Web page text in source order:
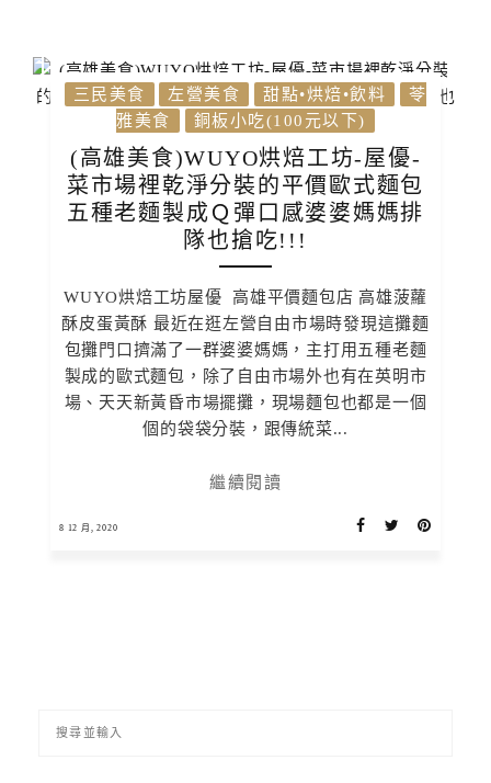
三民美食 左營美食 甜點•烘焙•飲料
苓
雅美食
銅板小吃(100元以下)
(高雄美食)WUYO烘焙工坊-屋優-
菜市場裡乾淨分裝的平價歐式麵包
五種老麵製成Ｑ彈口感婆婆媽媽排
隊也搶吃!!!
WUYO烘焙工坊屋優 高雄平價麵包店 高雄菠蘿
酥皮蛋黃酥 最近在逛左營自由市場時發現這攤麵
包攤門口擠滿了一群婆婆媽媽，主打用五種老麵
製成的歐式麵包，除了自由市場外也有在英明市
場、天天新黃昏市場擺攤，現場麵包也都是一個
個的袋袋分裝，跟傳統菜...
繼續閱讀
8 12 月, 2020